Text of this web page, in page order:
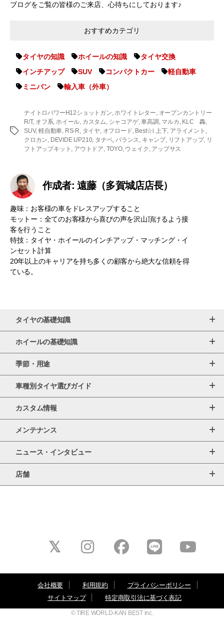
ブログをご覧の皆様のご来店、心待ちにしております♪
おすすめカテゴリ
タイヤの知識 ホイールの知識
タイヤ交換
インチアップ
SUV コンパクトカー
軽自動車
ミニバン
輸入車（外車）
タ
ナイトロパワーH12ショットガン,ホワイトレター, オープンカントリー
R/T, オフ系,ホイール, カスタム, シャコアゲ,車高調, マルカ , KLC 轟,
SUV,軽自動車, RS-R, タイヤ, オフロード, Best☆i 上下, アライメント ,
クロカン, DEVIDE UP210, タナベ,バランス, キャンプ, リフトアップ, リ
フトアップキット , アウトドア, TOYO, ウェイク , アップサス
作成者: 遠藤（多賀城店店長）
趣味：お客様の車をドレスアップすること
モットー：全てのお客様から喜びの声を沢山頂けるよう接
客を行うこと
特技：タイヤ・ホイールのインチアップ・マッチング・イ
ンセット計算
20年以上のキャリアを持ち多くの顧客から絶大な信頼を得
ている。
タイヤの基礎知識
ホイールの基礎知識
季節・用途
車種別タイヤ選びガイド
カスタム情報
メンテナンス
ニュース・インタビュー
店舗
会社概要 利用規約
プライバシーポリシー
サイトマップ
特定商取引法に基づく表記
© TIRE WORLD-KAN BEST inc.